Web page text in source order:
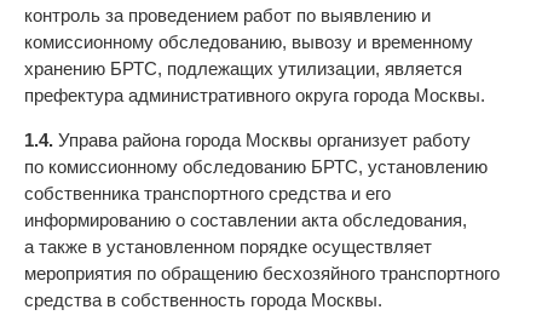
контроль за проведением работ по выявлению и
комиссионному обследованию, вывозу и временному
хранению БРТС, подлежащих утилизации, является
префектура административного округа города Москвы.
1.4. Управа района города Москвы организует работу
по комиссионному обследованию БРТС, установлению
собственника транспортного средства и его
информированию о составлении акта обследования,
а также в установленном порядке осуществляет
мероприятия по обращению бесхозяйного транспортного
средства в собственность города Москвы.